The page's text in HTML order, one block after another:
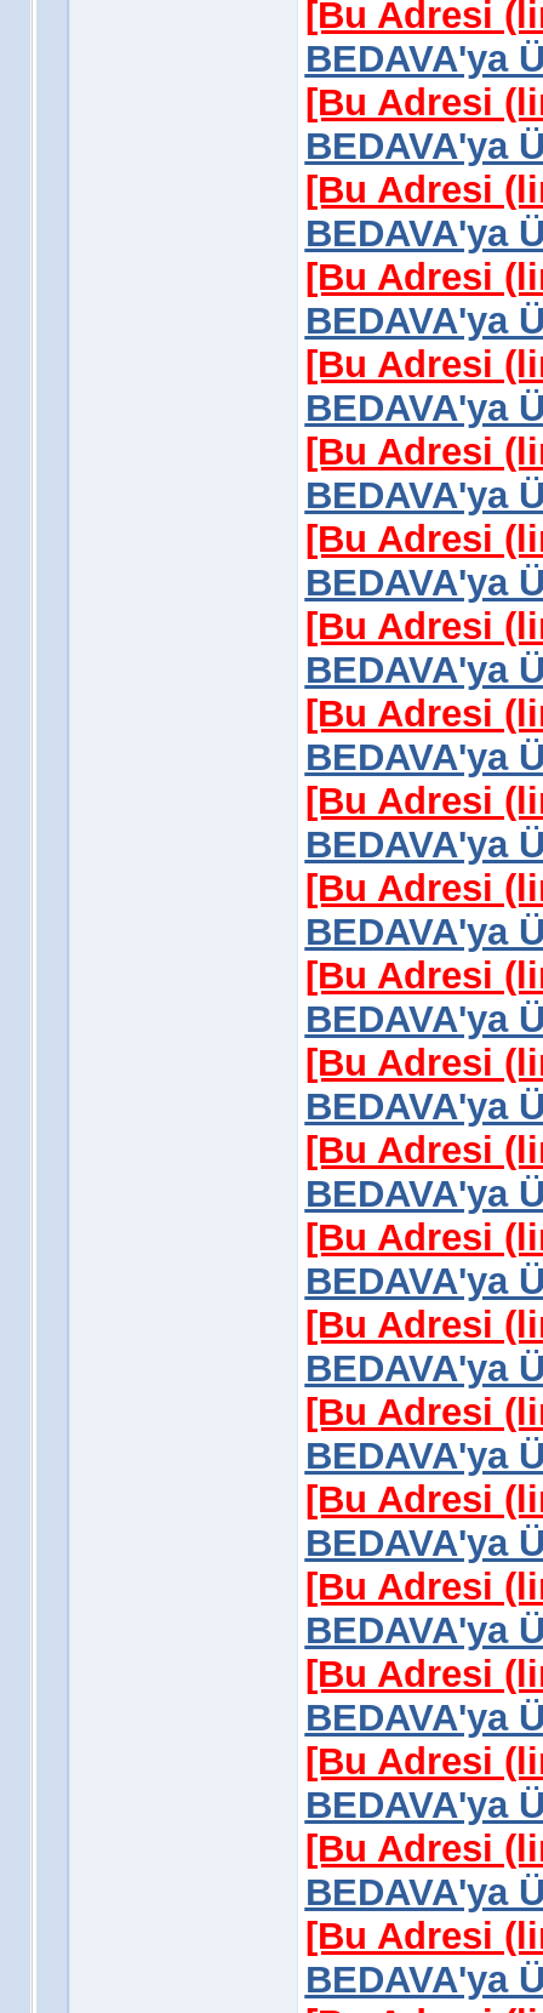
[Bu Adresi
BEDAVA'ya
[Bu Adresi
BEDAVA'ya
[Bu Adresi
BEDAVA'ya
[Bu Adresi
BEDAVA'ya
[Bu Adresi
BEDAVA'ya
[Bu Adresi
BEDAVA'ya
[Bu Adresi
BEDAVA'ya
[Bu Adresi
BEDAVA'ya
[Bu Adresi
BEDAVA'ya
[Bu Adresi
BEDAVA'ya
[Bu Adresi
BEDAVA'ya
[Bu Adresi
BEDAVA'ya
[Bu Adresi
BEDAVA'ya
[Bu Adresi
BEDAVA'ya
[Bu Adresi
BEDAVA'ya
[Bu Adresi
BEDAVA'ya
[Bu Adresi
BEDAVA'ya
[Bu Adresi
BEDAVA'ya
[Bu Adresi
BEDAVA'ya
[Bu Adresi
BEDAVA'ya
[Bu Adresi
BEDAVA'ya
[Bu Adresi
BEDAVA'ya
[Bu Adresi
BEDAVA'ya